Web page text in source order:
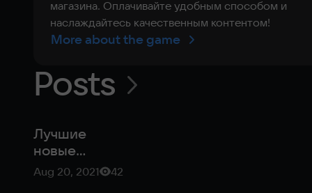
магазина. Оплачивайте удобным способом и
наслаждайтесь качественным контентом!
More about the game
Posts
Лучшие
новые
мобильные
игры на
Aug 20, 2021 42